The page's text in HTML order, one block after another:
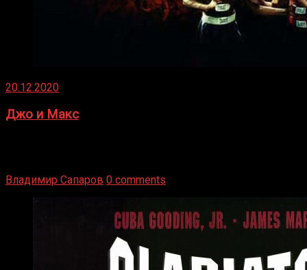
20.12.2020
Джо и Макс
Владимир Сапаров 0 comments